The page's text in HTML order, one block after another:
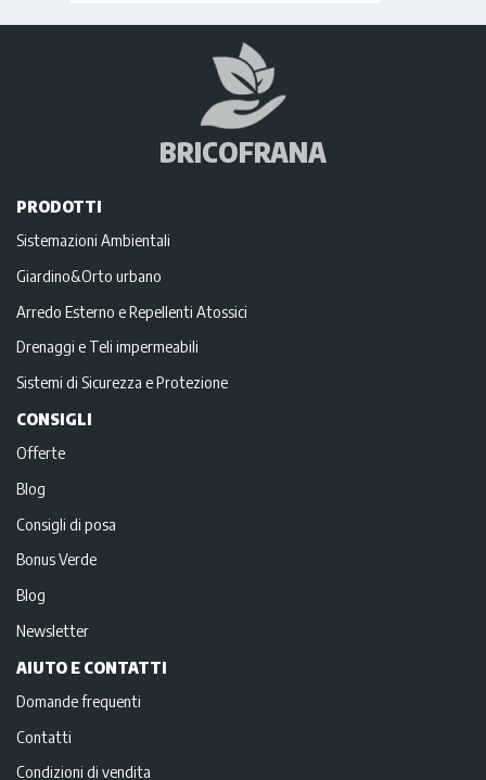
BRICOFRANA
PRODOTTI
Sistemazioni Ambientali
Giardino&Orto urbano
Arredo Esterno e Repellenti Atossici
Drenaggi e Teli impermeabili
Sistemi di Sicurezza e Protezione
CONSIGLI
Offerte
Blog
Consigli di posa
Bonus Verde
Blog
Newsletter
AIUTO E CONTATTI
Domande frequenti
Contatti
Condizioni di vendita